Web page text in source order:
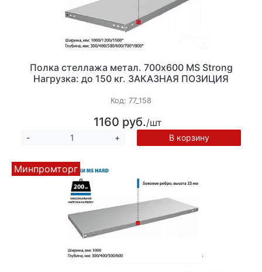
Полка стеллажа метал. 700х600 MS Strong
Нагрузка: до 150 кг. ЗАКАЗНАЯ ПОЗИЦИЯ
Код: 77_158
1160 руб./шт
- + В корзину
Минпромторг